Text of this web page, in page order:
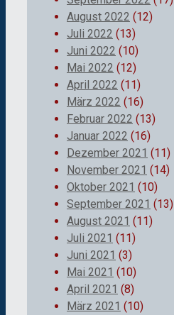
August 2022 (12)
Juli 2022 (13)
Juni 2022 (10)
Mai 2022 (12)
April 2022 (11)
März 2022 (16)
Februar 2022 (13)
Januar 2022 (16)
Dezember 2021 (11)
November 2021 (14)
Oktober 2021 (10)
September 2021 (13)
August 2021 (11)
Juli 2021 (11)
Juni 2021 (3)
Mai 2021 (10)
April 2021 (8)
März 2021 (10)